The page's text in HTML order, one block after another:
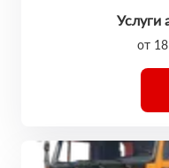
Услуги
от